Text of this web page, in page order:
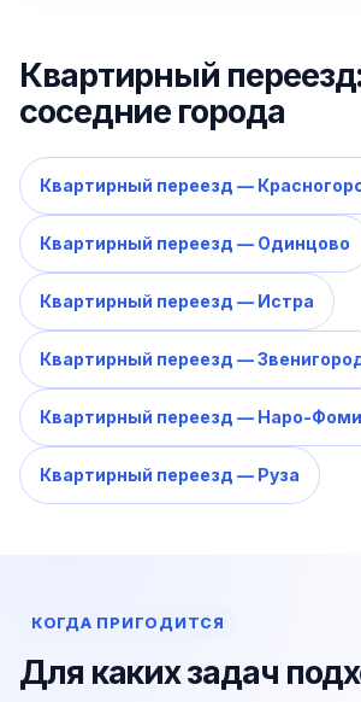
Квартирный переезд:
соседние города
Квартирный переезд —
Квартирный переезд — Одинцово
Квартирный переезд — Истра
Квартирный переезд —
Квартирный переезд — Наро-
Квартирный переезд — Руза
КОГДА ПРИГОДИТСЯ
Для каких задач